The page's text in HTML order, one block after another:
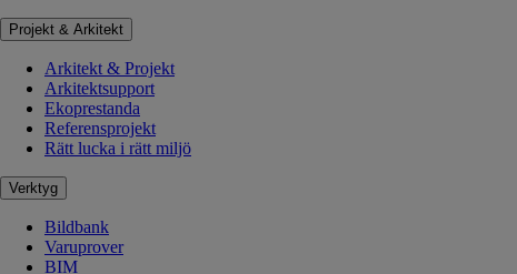
Projekt & Arkitekt
Arkitekt & Projekt
Arkitektsupport
Ekoprestanda
Referensprojekt
Rätt lucka i rätt miljö
Verktyg
Bildbank
Varuprover
BIM